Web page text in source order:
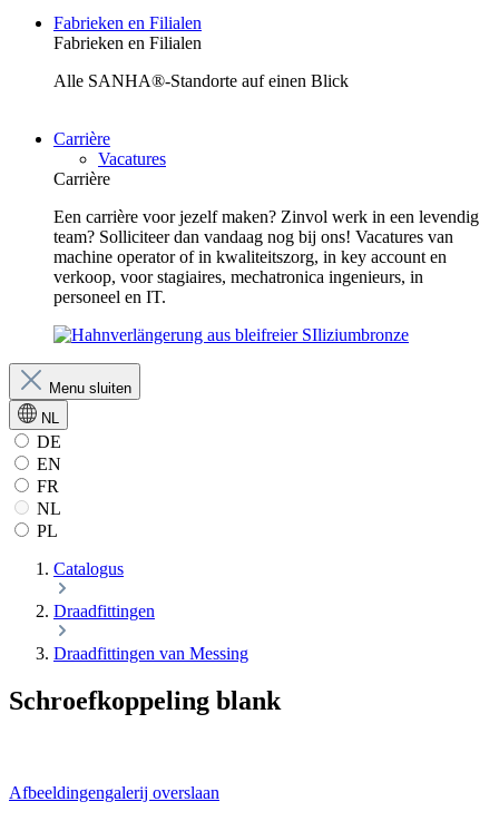
Fabrieken en Filialen
Fabrieken en Filialen
Alle SANHA®-Standorte auf einen Blick
Carrière
Vacatures
Carrière
Een carrière voor jezelf maken? Zinvol werk in een levendig
team? Solliciteer dan vandaag nog bij ons! Vacatures van
machine operator of in kwaliteitszorg, in key account en
verkoop, voor stagiaires, mechatronica ingenieurs, in
personeel en IT.
Menu sluiten
NL
DE
EN
FR
NL
PL
Catalogus
Draadfittingen
Draadfittingen van Messing
Schroefkoppeling blank
Afbeeldingengalerij overslaan